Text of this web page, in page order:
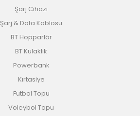
Şarj Cihazı
Şarj & Data Kablosu
BT Hopparlör
BT Kulaklık
Powerbank
Kırtasiye
Futbol Topu
Voleybol Topu